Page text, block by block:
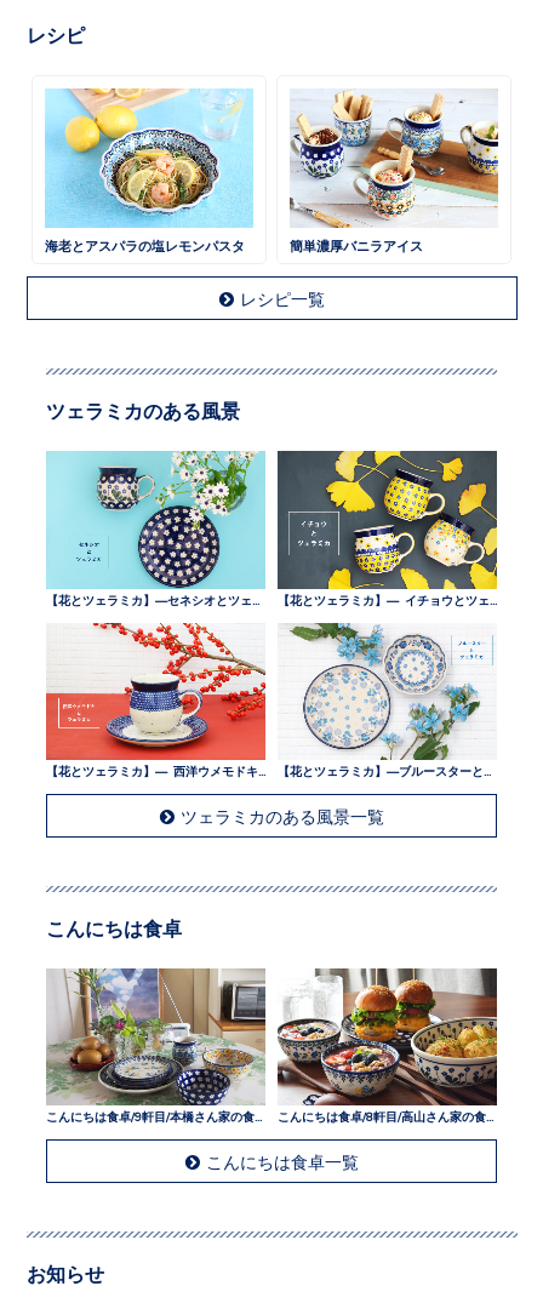
レシピ
海老とアスパラの塩レモンパスタ 簡単濃厚バニラアイス
レシピ一覧
ツェラミカのある風景
ツェラミカのある風景一覧
こんにちは食卓
こんにちは食卓/9軒目/本橋さん家の食卓
こんにちは食卓一覧
お知らせ